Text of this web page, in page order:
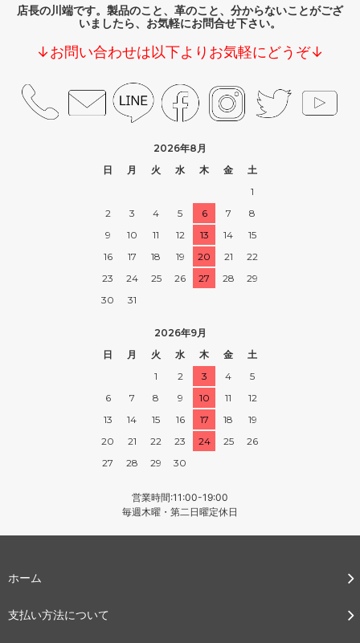
店長の川端です。製品のこと、革のこと、分からないことがござ
いましたら、お気軽にお問合せ下さい。
↓お問い合わせは以下よりお気軽にどうぞ↓
2026年8月
日
月 火 水 木 金
土
1
2
3 4 5 6 7
8
9
10 11 12 13 14
15
16
17 18 19 20 21
22
23
24 25 26 27 28
29
30
31
2026年9月
日
月 火 水 木 金
土
1
2 3 4
5
6
7 8 9 10 11
12
13
14 15 16 17 18
19
20
21 22 23 24 25
26
27
28 29 30
営業時間:11:00-19:00
毎週木曜・第二日曜定休日
ホーム
支払い方法について